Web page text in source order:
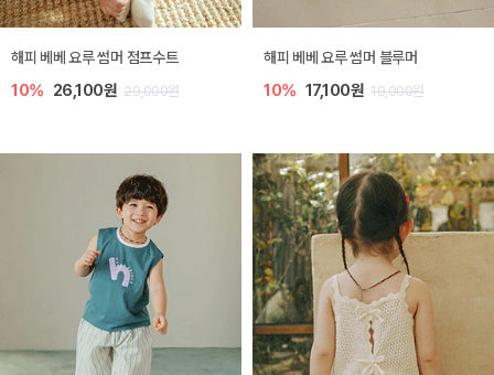
해피 베베 요루 썸머 점프수트
10% 26,100원 29,000원
해피 베베 요루 썸머 블루머
10% 17,100원 19,000원